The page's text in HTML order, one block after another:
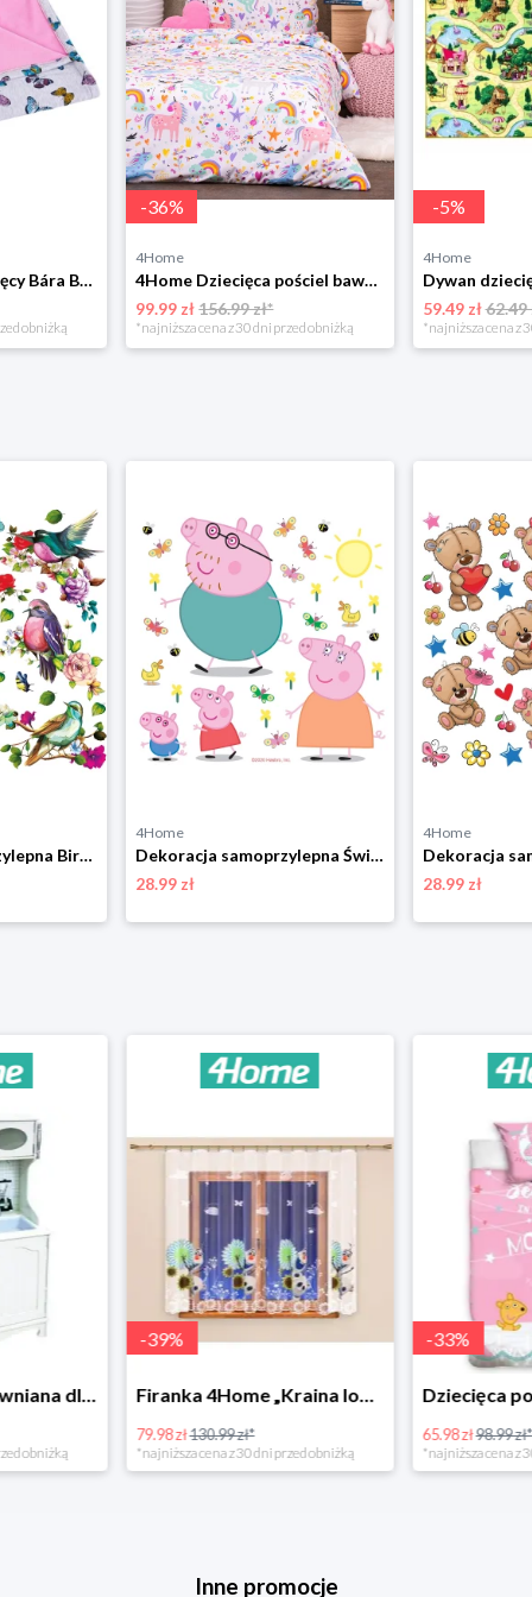
Bellatex Koc dziecięcy Bára Butterfly różowy, 75 x 100 cm
obniżką
-36%
4Home
4Home Dziecięca pościel bawełniana Unicorns, 140 x 200 cm, 70 x 90 cm
99.99 zł156.99 zł*
*najniższa cena z 30 dni przed obniżką
-5%
4Home
59.49 zł62.49
*najniższa cena z
Dekoracja samoprzylepna Birds, 30 x 30 cm 4-Home
4Home
Dekoracja samoprzylepna Świnka Peppa, 30 x 30 cm 4-Home
28.99 zł
4Home
28.99 zł
Bino Kuchnia drewniana dla dzieci Provence
obniżką
-39%
Firanka 4Home „Kraina lodu” (Frozen)
79.98 zł130.99 zł*
*najniższa cena z 30 dni przed obniżką
-33%
65.98 zł98.99 zł*
*najniższa cena z
Inne promocje